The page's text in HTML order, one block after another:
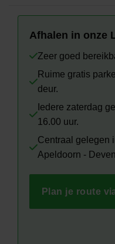
Afhalen in onze
Zeer goed
Ruime gratis
deur.
Iedere zaterdag
16.00 uur.
Centraal gelegen
Apeldoorn -
Plan je route